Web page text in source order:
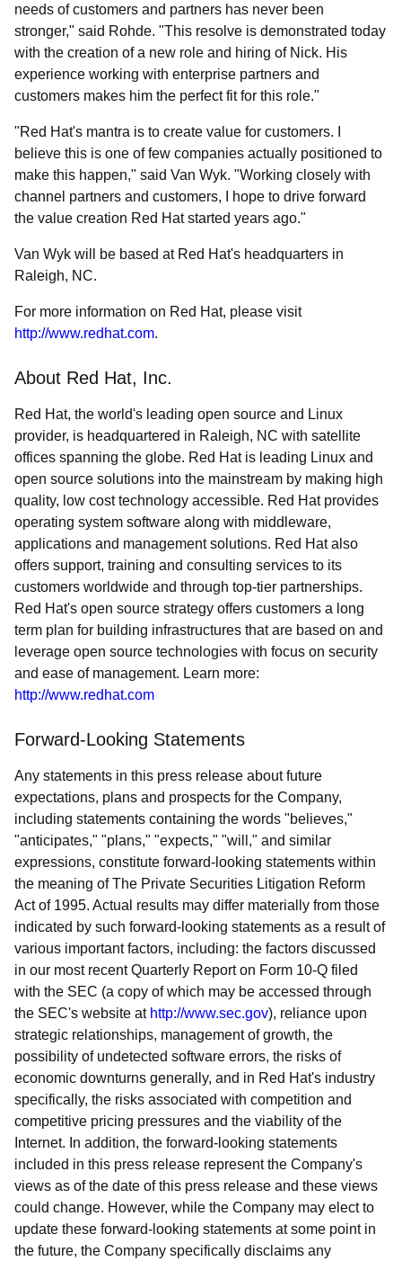
needs of customers and partners has never been
stronger," said Rohde. "This resolve is demonstrated today
with the creation of a new role and hiring of Nick. His
experience working with enterprise partners and
customers makes him the perfect fit for this role."
"Red Hat's mantra is to create value for customers. I
believe this is one of few companies actually positioned to
make this happen," said Van Wyk. "Working closely with
channel partners and customers, I hope to drive forward
the value creation Red Hat started years ago."
Van Wyk will be based at Red Hat's headquarters in
Raleigh, NC.
For more information on Red Hat, please visit
http://www.redhat.com.
About Red Hat, Inc.
Red Hat, the world's leading open source and Linux
provider, is headquartered in Raleigh, NC with satellite
offices spanning the globe. Red Hat is leading Linux and
open source solutions into the mainstream by making high
quality, low cost technology accessible. Red Hat provides
operating system software along with middleware,
applications and management solutions. Red Hat also
offers support, training and consulting services to its
customers worldwide and through top-tier partnerships.
Red Hat's open source strategy offers customers a long
term plan for building infrastructures that are based on and
leverage open source technologies with focus on security
and ease of management. Learn more:
http://www.redhat.com
Forward-Looking Statements
Any statements in this press release about future
expectations, plans and prospects for the Company,
including statements containing the words "believes,"
"anticipates," "plans," "expects," "will," and similar
expressions, constitute forward-looking statements within
the meaning of The Private Securities Litigation Reform
Act of 1995. Actual results may differ materially from those
indicated by such forward-looking statements as a result of
various important factors, including: the factors discussed
in our most recent Quarterly Report on Form 10-Q filed
with the SEC (a copy of which may be accessed through
the SEC's website at http://www.sec.gov), reliance upon
strategic relationships, management of growth, the
possibility of undetected software errors, the risks of
economic downturns generally, and in Red Hat's industry
specifically, the risks associated with competition and
competitive pricing pressures and the viability of the
Internet. In addition, the forward-looking statements
included in this press release represent the Company's
views as of the date of this press release and these views
could change. However, while the Company may elect to
update these forward-looking statements at some point in
the future, the Company specifically disclaims any